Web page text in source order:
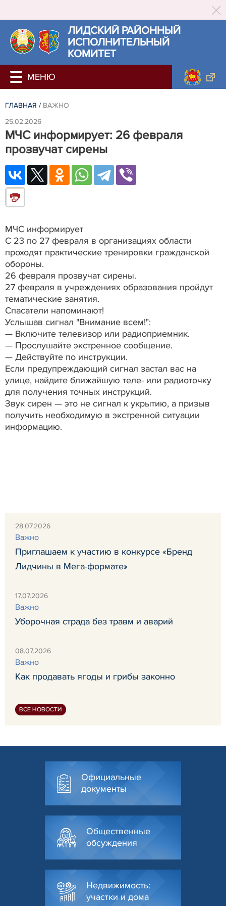
ЛИДСКИЙ РАЙОННЫЙ
ИСПОЛНИТЕЛЬНЫЙ
КОМИТЕТ
ГЛАВНАЯ / ВАЖНО
25.02.2026
МЧС информирует: 26 февраля
прозвучат сирены
МЧС информирует
С 23 по 27 февраля в организациях области
проходят практические тренировки гражданской
обороны.
26 февраля прозвучат сирены.
27 февраля в учреждениях образования пройдут
тематические занятия.
Спасатели напоминают!
Услышав сигнал "Внимание всем!":
— Включите телевизор или радиоприемник.
— Прослушайте экстренное сообщение.
— Действуйте по инструкции.
Если предупреждающий сигнал застал вас на
улице, найдите ближайшую теле- или радиоточку
для получения точных инструкций.
Звук сирен — это не сигнал к укрытию, а призыв
получить необходимую в экстренной ситуации
информацию.
28.07.2026
Важно
Приглашаем к участию в конкурсе «Бренд
Лидчины в Мега-формате»
17.07.2026
Важно
Уборочная страда без травм и аварий
08.07.2026
Важно
Как продавать ягоды и грибы законно
ВСЕ НОВОСТИ
Официальные
документы
Общественные
обсуждения
Недвижимость:
участки и дома